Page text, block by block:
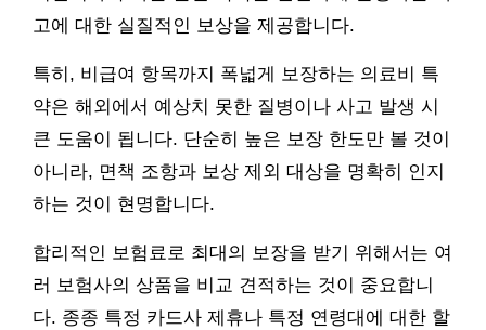
고에 대한 실질적인 보상을 제공합니다.
특히, 비급여 항목까지 폭넓게 보장하는 의료비 특
약은 해외에서 예상치 못한 질병이나 사고 발생 시
큰 도움이 됩니다. 단순히 높은 보장 한도만 볼 것이
아니라, 면책 조항과 보상 제외 대상을 명확히 인지
하는 것이 현명합니다.
합리적인 보험료로 최대의 보장을 받기 위해서는 여
러 보험사의 상품을 비교 견적하는 것이 중요합니
다. 종종 특정 카드사 제휴나 특정 연령대에 대한 할